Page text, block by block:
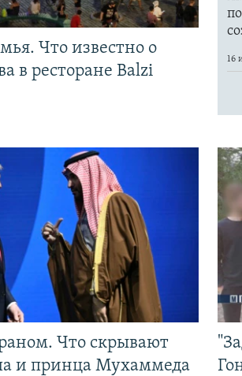
Что известно о
в ресторане Balzi
Что скрывают
и принца Мухаммеда